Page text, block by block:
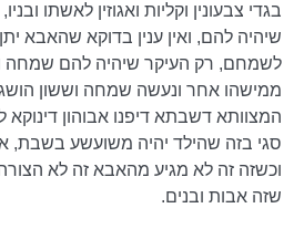
בגדי צבעונין וקליות ואגוזין לאשתו
שיהיה להם, ואין ענין בדוקא שהאבא
לשמחם, רק העיקר שיהיה להם שמחה
ממישהו אחר ונעשה שמחה וששון
המצוותא דשבתא דיפנו אבוהון
סגי בזה שהילד יהיה משועשע בשבת,
וכשזה זה לא מגיע מהאבא זה לא
שזה אבות ובנים.